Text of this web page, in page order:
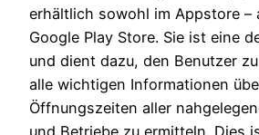
erhältlich sowohl im Appstore –
Google Play Store. Sie ist eine
und dient dazu, den Benutzer
alle wichtigen Informationen
Öffnungszeiten aller
und Betriebe zu ermitteln. Dies